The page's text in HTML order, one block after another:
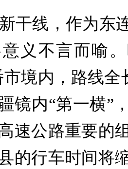
干线，作为东
义不言而喻
市境内，路线
镜内“第一横”
速公路重要的
的行车时间将